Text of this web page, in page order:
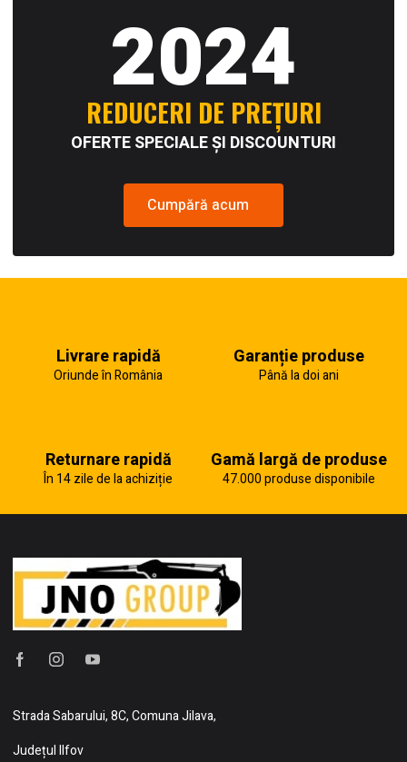
2024
REDUCERI DE PREȚURI
OFERTE SPECIALE ȘI DISCOUNTURI
Cumpără acum
Livrare rapidă
Oriunde în România
Garanție produse
Până la doi ani
Returnare rapidă
În 14 zile de la achiziție
Gamă largă de produse
47.000 produse disponibile
Strada Sabarului, 8C, Comuna Jilava,
Județul Ilfov